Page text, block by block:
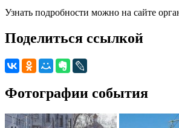
Узнать подробности можно на сайте
Поделиться ссылкой
Фотографии события